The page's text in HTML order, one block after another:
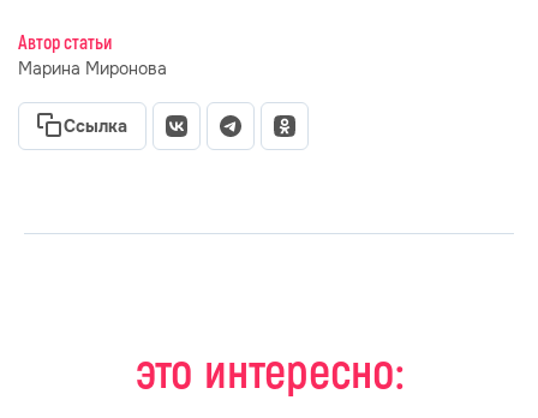
Автор статьи
Марина Миронова
Ссылка
это интересно: